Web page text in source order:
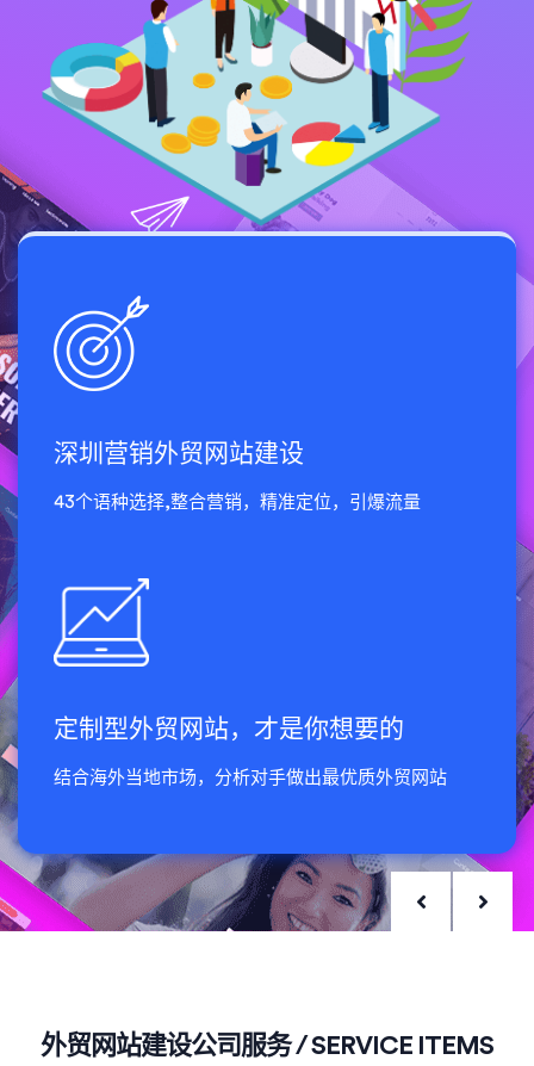
深圳营销外贸网站建设
43个语种选择,整合营销，精准定位，引爆流量
定制型外贸网站，才是你想要的
结合海外当地市场，分析对手做出最优质外贸网站
外贸网站建设公司服务 / SERVICE ITEMS